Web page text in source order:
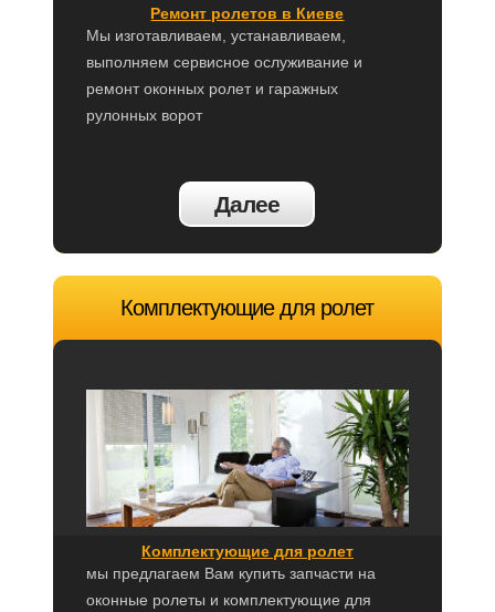
Ремонт ролетов в Киеве
Мы изготавливаем, устанавливаем,
выполняем сервисное ослуживание и
ремонт оконных ролет и гаражных
рулонных ворот
Далее
Комплектующие для ролет
Комплектующие для ролет
мы предлагаем Вам купить запчасти на
оконные ролеты и комплектующие для